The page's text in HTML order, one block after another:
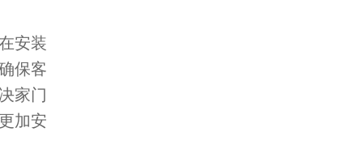
安装
保客
家门
加安